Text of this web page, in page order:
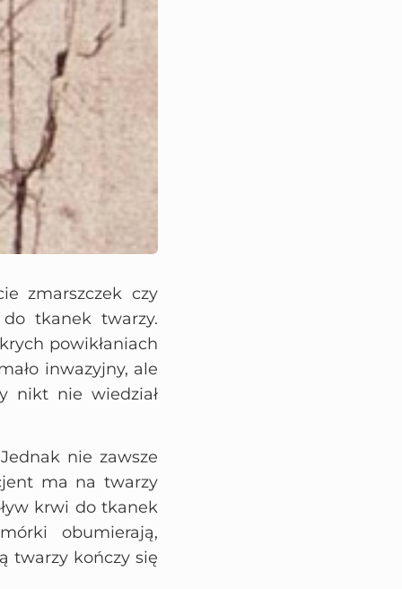
zmarszczek czy
tkanek twarzy.
powikłaniach
inwazyjny, ale
nikt nie wiedział
nie zawsze
ma na twarzy
krwi do tkanek
obumierają,
twarzy kończy się